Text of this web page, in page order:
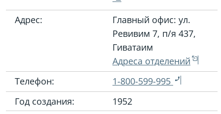
Адрес:
Главный офис: ул.
Ревивим 7, п/я 437,
Гиватаим
Адреса отделений
Телефон:
1-800-599-995
Год создания:
1952